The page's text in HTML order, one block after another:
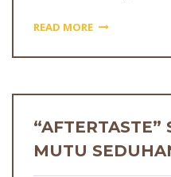
READ MORE
“AFTERTASTE”
MUTU